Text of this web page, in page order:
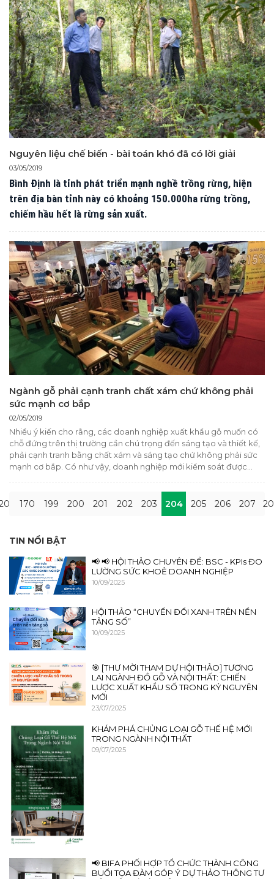
Nguyên liệu chế biến - bài toán khó đã có lời giải
03/05/2019
Bình Định là tỉnh phát triển mạnh nghề trồng rừng, hiện
trên địa bàn tỉnh này có khoảng 150.000ha rừng trồng,
chiếm hầu hết là rừng sản xuất.
Ngành gỗ phải cạnh tranh chất xám chứ không phải
sức mạnh cơ bắp
02/05/2019
Nhiều ý kiến cho rằng, các doanh nghiệp xuất khẩu gỗ muốn có
chỗ đứng trên thị trường cần chú trọng đến sáng tạo và thiết kế,
phải cạnh tranh bằng chất xám và sáng tạo chứ không phải sức
mạnh cơ bắp. Có như vậy, doanh nghiệp mới kiểm soát được
170 199 200 201 202 203 204 205 206 207
TIN NỔI BẬT
📢 📢 HỘI THẢO CHUYÊN ĐỀ: BSC - KPIs ĐO
LƯỜNG SỨC KHOẺ DOANH NGHIỆP
10/09/2025
HỘI THẢO “CHUYỂN ĐỔI XANH TRÊN NỀN
TẢNG SỐ”
10/09/2025
🎯 [THƯ MỜI THAM DỰ HỘI THẢO] TƯƠNG
LAI NGÀNH ĐỒ GỖ VÀ NỘI THẤT: CHIẾN
LƯỢC XUẤT KHẨU SỐ TRONG KỶ NGUYÊN
MỚI
23/07/2025
KHÁM PHÁ CHỦNG LOẠI GỖ THẾ HỆ MỚI
TRONG NGÀNH NỘI THẤT
09/07/2025
📢 BIFA PHỐI HỢP TỔ CHỨC THÀNH CÔNG
BUỔI TỌA ĐÀM GÓP Ý DỰ THẢO THÔNG TƯ